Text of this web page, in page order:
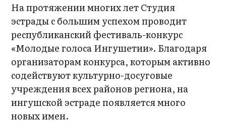
На протяжении многих лет Студия
эстрады с большим успехом проводит
республиканский фестиваль-конкурс
«Молодые голоса Ингушетии». Благодаря
организаторам конкурса, которым активно
содействуют культурно-досуговые
учреждения всех районов региона, на
ингушской эстраде появляется много
новых имен.